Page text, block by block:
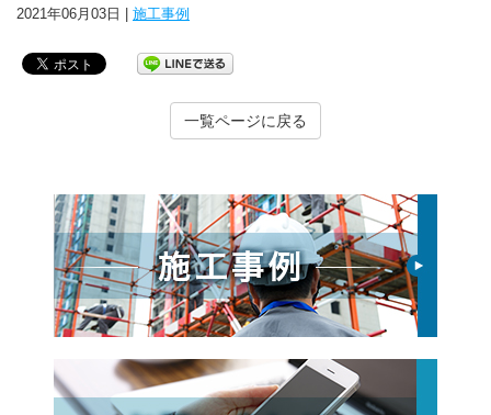
2021年06月03日 | 施工事例
一覧ページに戻る